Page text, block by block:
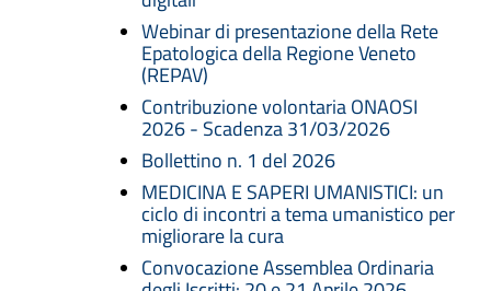
Webinar di presentazione della Rete
Epatologica della Regione Veneto
(REPAV)
Contribuzione volontaria ONAOSI
2026 - Scadenza 31/03/2026
Bollettino n. 1 del 2026
MEDICINA E SAPERI UMANISTICI: un
ciclo di incontri a tema umanistico per
migliorare la cura
Convocazione Assemblea Ordinaria